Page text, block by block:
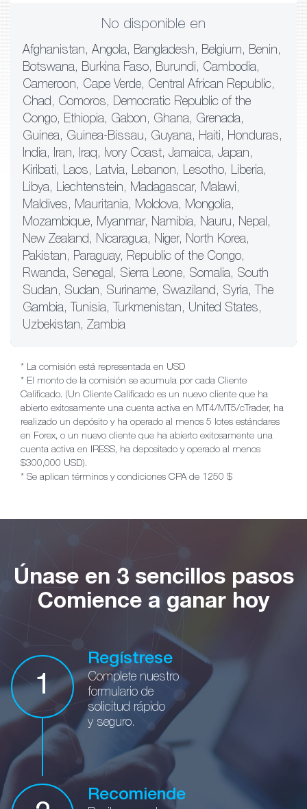
No disponible en
Afghanistan, Angola, Bangladesh, Belgium, Benin,
Botswana, Burkina Faso, Burundi, Cambodia,
Cameroon, Cape Verde, Central African Republic,
Chad, Comoros, Democratic Republic of the
Congo, Ethiopia, Gabon, Ghana, Grenada,
Guinea, Guinea-Bissau, Guyana, Haiti, Honduras,
India, Iran, Iraq, Ivory Coast, Jamaica, Japan,
Kiribati, Laos, Latvia, Lebanon, Lesotho, Liberia,
Libya, Liechtenstein, Madagascar, Malawi,
Maldives, Mauritania, Moldova, Mongolia,
Mozambique, Myanmar, Namibia, Nauru, Nepal,
New Zealand, Nicaragua, Niger, North Korea,
Pakistan, Paraguay, Republic of the Congo,
Rwanda, Senegal, Sierra Leone, Somalia, South
Sudan, Sudan, Suriname, Swaziland, Syria, The
Gambia, Tunisia, Turkmenistan, United States,
Uzbekistan, Zambia
* La comisión está representada en USD
* El monto de la comisión se acumula por cada Cliente
Calificado. (Un Cliente Calificado es un nuevo cliente que ha
abierto exitosamente una cuenta activa en MT4/MT5/cTrader, ha
realizado un depósito y ha operado al menos 5 lotes estándares
en Forex, o un nuevo cliente que ha abierto exitosamente una
cuenta activa en IRESS, ha depositado y operado al menos
$300,000 USD).
* Se aplican términos y condiciones CPA de 1250 $
Únase en 3 sencillos pasos
Comience a ganar hoy
1
Regístrese
Complete nuestro
formulario de
solicitud rápido
y seguro.
Recomiende